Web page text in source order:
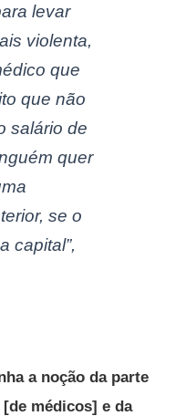
levar
violenta,
que
que não
salário de
quer
se o
capital”,
a noção da parte
médicos] e da